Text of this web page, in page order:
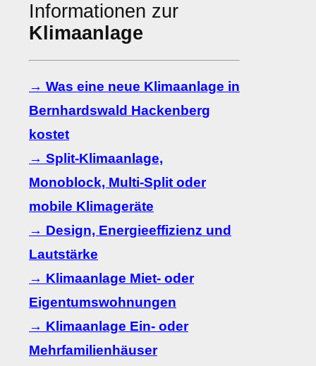
Informationen zur
Klimaanlage
→ Was eine neue Klimaanlage in
Bernhardswald Hackenberg
kostet
→ Split-Klimaanlage,
Monoblock, Multi-Split oder
mobile Klimageräte
→ Design, Energieeffizienz und
Lautstärke
→ Klimaanlage Miet- oder
Eigentumswohnungen
→ Klimaanlage Ein- oder
Mehrfamilienhäuser